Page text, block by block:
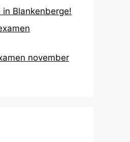
Blankenberge!
november